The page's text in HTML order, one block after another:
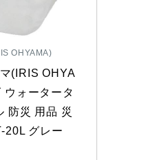
OHYAMA)
(IRIS OHYA
ウォータータ
防災 用品 災
20L グレー